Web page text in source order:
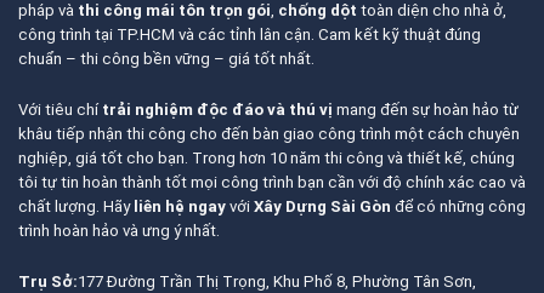
pháp và thi công mái tôn trọn gói, chống dột toàn diện cho nhà ở,
công trình tại TP.HCM và các tỉnh lân cận. Cam kết kỹ thuật đúng
chuẩn – thi công bền vững – giá tốt nhất.
Với tiêu chí trải nghiệm độc đáo và thú vị mang đến sự hoàn hảo từ
khâu tiếp nhận thi công cho đến bàn giao công trình một cách chuyên
nghiệp, giá tốt cho bạn. Trong hơn 10 năm thi công và thiết kế, chúng
tôi tự tin hoàn thành tốt mọi công trình bạn cần với độ chính xác cao và
chất lượng. Hãy liên hệ ngay với Xây Dựng Sài Gòn để có những công
trình hoàn hảo và ưng ý nhất.
Trụ Sở:177 Đường Trần Thị Trọng, Khu Phố 8, Phường Tân Sơn,